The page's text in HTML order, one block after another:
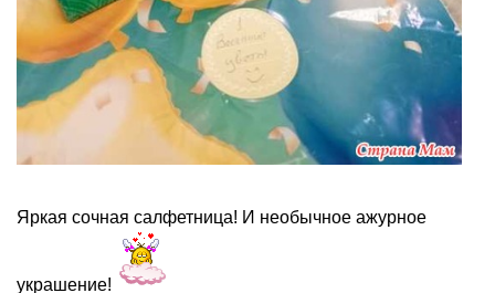
Яркая сочная салфетница! И необычное ажурное
украшение!